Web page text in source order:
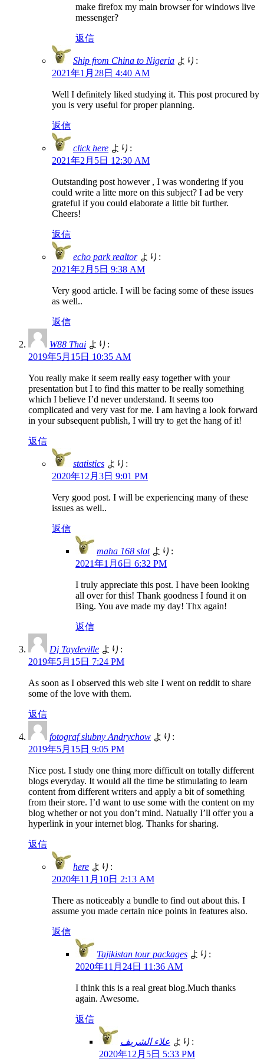
make firefox my main browser for windows live
messenger?
返信
Ship from China to Nigeria より:
2021年1月28日 4:40 AM
Well I definitely liked studying it. This post procured by
you is very useful for proper planning.
返信
click here より:
2021年2月5日 12:30 AM
Outstanding post however , I was wondering if you
could write a litte more on this subject? I ad be very
grateful if you could elaborate a little bit further.
Cheers!
返信
echo park realtor より:
2021年2月5日 9:38 AM
Very good article. I will be facing some of these issues
as well..
返信
W88 Thai より:
2019年5月15日 10:35 AM
You really make it seem really easy together with your
presentation but I to find this matter to be really something
which I believe I’d never understand. It seems too
complicated and very vast for me. I am having a look forward
in your subsequent publish, I will try to get the hang of it!
返信
statistics より:
2020年12月3日 9:01 PM
Very good post. I will be experiencing many of these
issues as well..
返信
maha 168 slot より:
2021年1月6日 6:32 PM
I truly appreciate this post. I have been looking
all over for this! Thank goodness I found it on
Bing. You ave made my day! Thx again!
返信
Dj Taydeville より:
2019年5月15日 7:24 PM
As soon as I observed this web site I went on reddit to share
some of the love with them.
返信
fotograf slubny Andrychow より:
2019年5月15日 9:05 PM
Nice post. I study one thing more difficult on totally different
blogs everyday. It would all the time be stimulating to learn
content from different writers and apply a bit of something
from their store. I’d want to use some with the content on my
blog whether or not you don’t mind. Natually I’ll offer you a
hyperlink in your internet blog. Thanks for sharing.
返信
here より:
2020年11月10日 2:13 AM
There as noticeably a bundle to find out about this. I
assume you made certain nice points in features also.
返信
Tajikistan tour packages より:
2020年11月24日 11:36 AM
I think this is a real great blog.Much thanks
again. Awesome.
返信
علاء الشريف より:
2020年12月5日 5:33 PM